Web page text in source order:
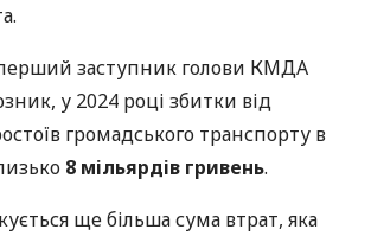
заступник голови КМДА
у 2024 році збитки від
громадського транспорту в
8 мільярдів гривень.
ще більша сума втрат, яка